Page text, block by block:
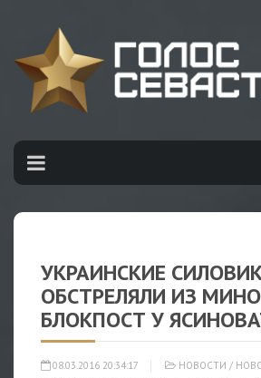
УКРАИНСКИЕ
ОБСТРЕЛЯЛИ ИЗ
БЛОКПОСТ У
08.03.2016 20:34:17 НОВОСТИ /